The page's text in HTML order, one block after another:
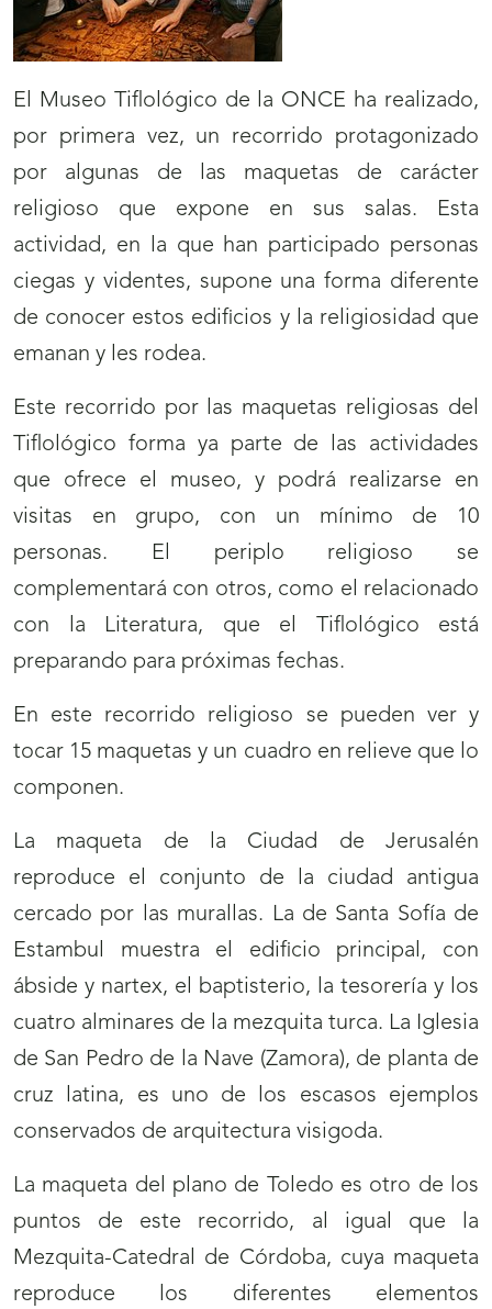
El Museo Tiflológico de la ONCE ha realizado,
por primera vez, un recorrido protagonizado
por algunas de las maquetas de carácter
religioso que expone en sus salas. Esta
actividad, en la que han participado personas
ciegas y videntes, supone una forma diferente
de conocer estos edificios y la religiosidad que
emanan y les rodea.
Este recorrido por las maquetas religiosas del
Tiflológico forma ya parte de las actividades
que ofrece el museo, y podrá realizarse en
visitas en grupo, con un mínimo de 10
personas. El periplo religioso se
complementará con otros, como el relacionado
con la Literatura, que el Tiflológico está
preparando para próximas fechas.
En este recorrido religioso se pueden ver y
tocar 15 maquetas y un cuadro en relieve que lo
componen.
La maqueta de la Ciudad de Jerusalén
reproduce el conjunto de la ciudad antigua
cercado por las murallas. La de Santa Sofía de
Estambul muestra el edificio principal, con
ábside y nartex, el baptisterio, la tesorería y los
cuatro alminares de la mezquita turca. La Iglesia
de San Pedro de la Nave (Zamora), de planta de
cruz latina, es uno de los escasos ejemplos
conservados de arquitectura visigoda.
La maqueta del plano de Toledo es otro de los
puntos de este recorrido, al igual que la
Mezquita-Catedral de Córdoba, cuya maqueta
reproduce los diferentes elementos